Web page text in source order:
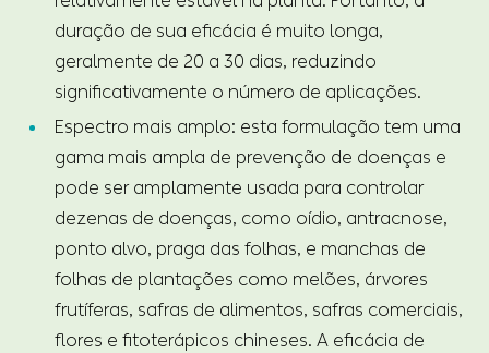
duração de sua eficácia é muito longa,
geralmente de 20 a 30 dias, reduzindo
significativamente o número de aplicações.
Espectro mais amplo: esta formulação tem uma
gama mais ampla de prevenção de doenças e
pode ser amplamente usada para controlar
dezenas de doenças, como oídio, antracnose,
ponto alvo, praga das folhas, e manchas de
folhas de plantações como melões, árvores
frutíferas, safras de alimentos, safras comerciais,
flores e fitoterápicos chineses. A eficácia de